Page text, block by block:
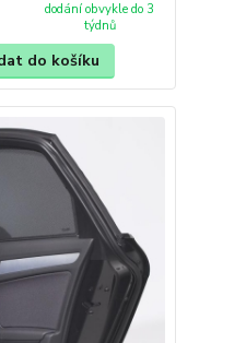
dodání obvykle do 3
týdnů
do košíku